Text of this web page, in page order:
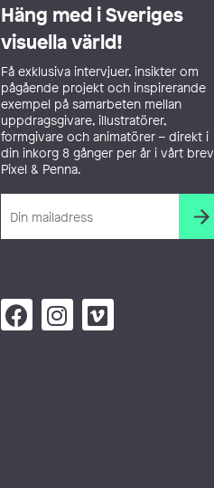
Häng med i Sveriges
visuella värld!
Få exklusiva intervjuer, insikter om
pågående projekt och inspirerande
exempel på samarbeten mellan
uppdragsgivare, illustratörer,
formgivare och animatörer – direkt i
din inkorg 8 gånger per år i vårt brev
Pixel & Penna.